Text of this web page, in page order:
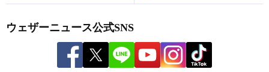
ウェザーニュース公式SNS